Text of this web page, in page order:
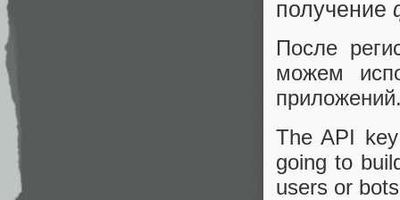
получение
После
можем
The API
going to
users or